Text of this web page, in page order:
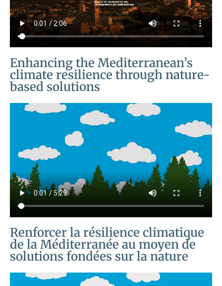
Enhancing the Mediterranean’s
climate resilience through nature-
based solutions
Renforcer la résilience climatique
de la Méditerranée au moyen de
solutions fondées sur la nature